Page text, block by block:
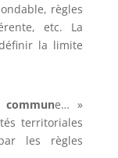
règles
etc. La
la limite
e… »
territoriales
les règles